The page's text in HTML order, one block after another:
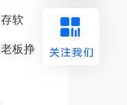
软
板挣